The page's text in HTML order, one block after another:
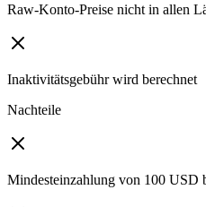
Raw-Konto-Preise nicht in allen
Inaktivitätsgebühr wird berechnet
Nachteile
Mindesteinzahlung von 100 USD